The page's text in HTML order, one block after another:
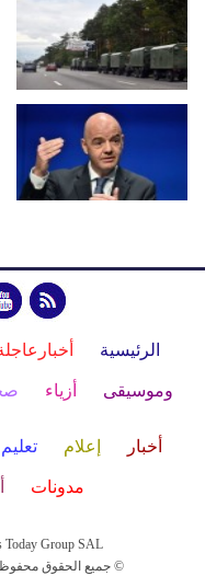
الرئيسية
وموسيقى أزياء
أخبار إعلام تعليم
مدونات
Today Group SAL
جميع الحقوق محفوظة لمجموعة العرب اليوم الاعلامية 2025 ©